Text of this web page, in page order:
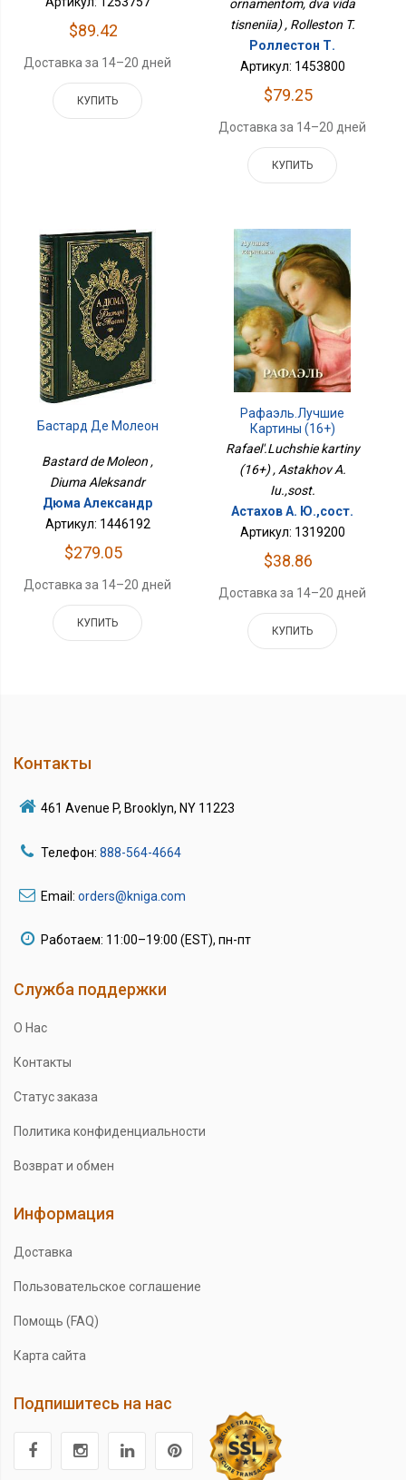
$89.42
Доставка за 14–20 дней
КУПИТЬ
ornamentom, dva vida
tisneniia) , Rolleston T.
Роллестон Т.
Артикул: 1453800
$79.25
Доставка за 14–20 дней
КУПИТЬ
Бастард Де Молеон
Bastard de Moleon ,
Diuma Aleksandr
Дюма Александр
Артикул: 1446192
$279.05
Доставка за 14–20 дней
КУПИТЬ
Рафаэль.Лучшие
Картины (16+)
Rafael'.Luchshie kartiny
(16+) , Astakhov A.
Iu.,sost.
Астахов А. Ю.,сост.
Артикул: 1319200
$38.86
Доставка за 14–20 дней
КУПИТЬ
Контакты
461 Avenue P, Brooklyn, NY 11223
Телефон: 888-564-4664
Email: orders@kniga.com
Работаем: 11:00–19:00 (EST), пн-пт
Служба поддержки
О Нас
Контакты
Статус заказа
Политика конфиденциальности
Возврат и обмен
Информация
Доставка
Пользовательское соглашение
Помощь (FAQ)
Карта сайта
Подпишитесь на нас